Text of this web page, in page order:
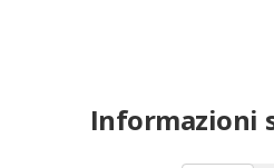
Informazioni